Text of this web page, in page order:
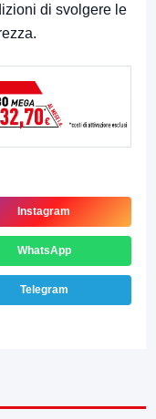
di svolgere le
Instagram
WhatsApp
Telegram